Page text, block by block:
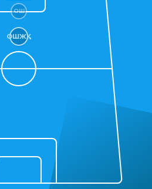
ОШЖҚ
ОШ